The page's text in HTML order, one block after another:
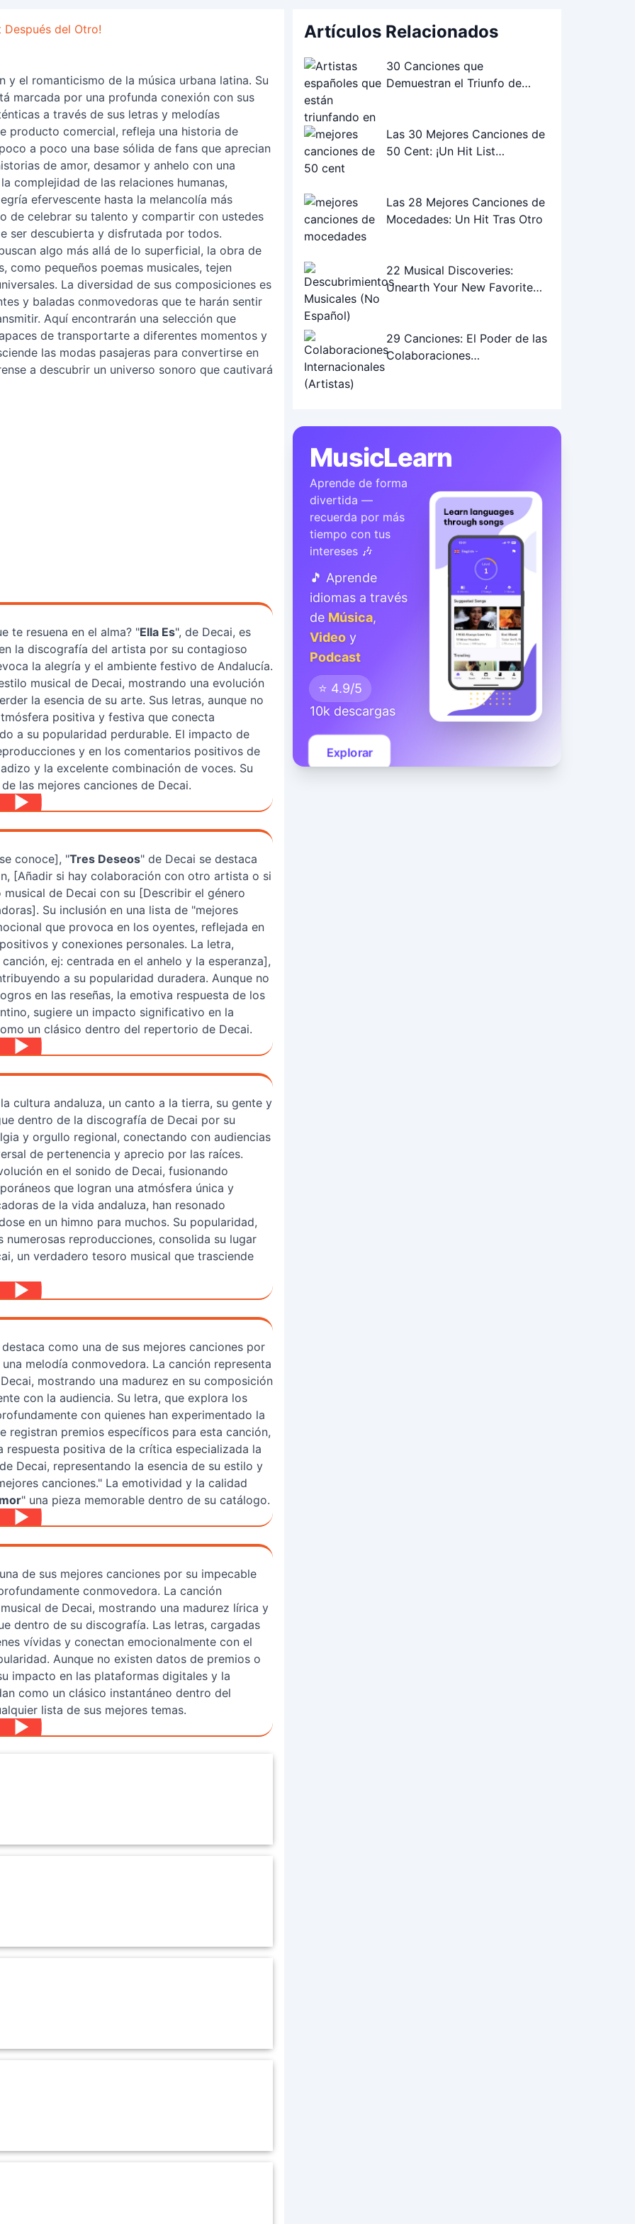
Después del Otro!
y el romanticismo de la música urbana latina. Su
marcada por una profunda conexión con sus
a través de sus letras y melodías
producto comercial, refleja una historia de
a poco una base sólida de fans que aprecian
de amor, desamor y anhelo con una
complejidad de las relaciones humanas,
efervescente hasta la melancolía más
de celebrar su talento y compartir con ustedes
ser descubierta y disfrutada por todos.
algo más allá de lo superficial, la obra de
como pequeños poemas musicales, tejen
La diversidad de sus composiciones es
y baladas conmovedoras que te harán sentir
Aquí encontrarán una selección que
de transportarte a diferentes momentos y
las modas pasajeras para convertirse en
a descubrir un universo sonoro que cautivará
te resuena en el alma? "Ella Es", de Decai, es
la discografía del artista por su contagioso
la alegría y el ambiente festivo de Andalucía.
musical de Decai, mostrando una evolución
la esencia de su arte. Sus letras, aunque no
positiva y festiva que conecta
a su popularidad perdurable. El impacto de
y en los comentarios positivos de
y la excelente combinación de voces. Su
las mejores canciones de Decai.
conoce], "Tres Deseos" de Decai se destaca
[Añadir si hay colaboración con otro artista o si
de Decai con su [Describir el género
Su inclusión en una lista de "mejores
que provoca en los oyentes, reflejada en
y conexiones personales. La letra,
ej: centrada en el anhelo y la esperanza],
a su popularidad duradera. Aunque no
en las reseñas, la emotiva respuesta de los
sugiere un impacto significativo en la
un clásico dentro del repertorio de Decai.
cultura andaluza, un canto a la tierra, su gente y
dentro de la discografía de Decai por su
y orgullo regional, conectando con audiencias
de pertenencia y aprecio por las raíces.
en el sonido de Decai, fusionando
que logran una atmósfera única y
de la vida andaluza, han resonado
en un himno para muchos. Su popularidad,
reproducciones, consolida su lugar
un verdadero tesoro musical que trasciende
como una de sus mejores canciones por
melodía conmovedora. La canción representa
mostrando una madurez en su composición
con la audiencia. Su letra, que explora los
con quienes han experimentado la
registran premios específicos para esta canción,
positiva de la crítica especializada la
Decai, representando la esencia de su estilo y
canciones." La emotividad y la calidad
" una pieza memorable dentro de su catálogo.
de sus mejores canciones por su impecable
conmovedora. La canción
de Decai, mostrando una madurez lírica y
dentro de su discografía. Las letras, cargadas
vívidas y conectan emocionalmente con el
Aunque no existen datos de premios o
impacto en las plataformas digitales y la
como un clásico instantáneo dentro del
lista de sus mejores temas.
Artículos Relacionados
30 Canciones que
Demuestran el Triunfo de
Las 30 Mejores Canciones de
50 Cent: ¡Un Hit List
Las 28 Mejores Canciones de
Mocedades: Un Hit Tras Otro
22 Musical Discoveries:
Unearth Your New Favorite
29 Canciones: El Poder de las
Colaboraciones
MusicLearn
Aprende de forma
divertida —
recuerda por más
tiempo con tus
intereses 🎶
🎵 Aprende
idiomas a través
de Música,
Video y
Podcast
⭐ 4.9/5
10k descargas
Explorar